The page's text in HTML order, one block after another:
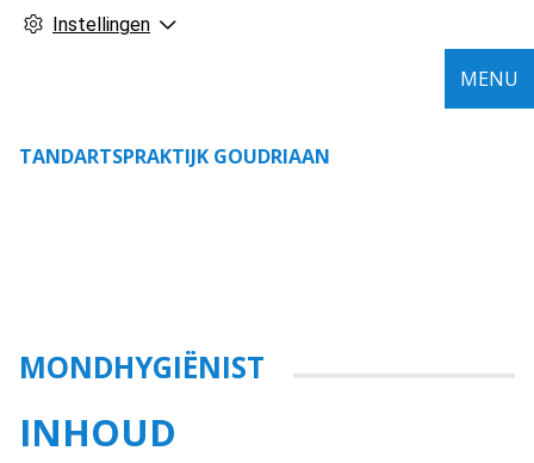
Instellingen
TANDARTSPRAKTIJK GOUDRIAAN
MENU
MONDHYGIËNIST
INHOUD